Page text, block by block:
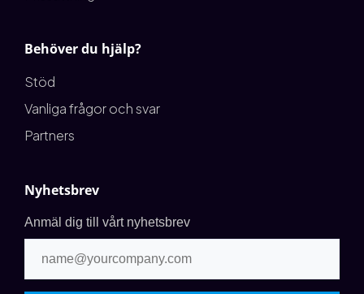
Behöver du hjälp?
Stöd
Vanliga frågor och svar
Partners
Nyhetsbrev
Anmäl dig till vårt nyhetsbrev